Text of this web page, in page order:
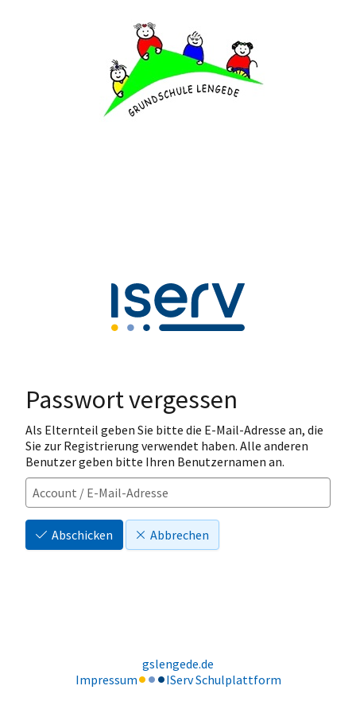
Passwort vergessen
Als Elternteil geben Sie bitte die E-Mail-Adresse an, die
Sie zur Registrierung verwendet haben. Alle anderen
Benutzer geben bitte Ihren Benutzernamen an.
Abschicken Abbrechen
gslengede.de
Impressum
IServ Schulplattform